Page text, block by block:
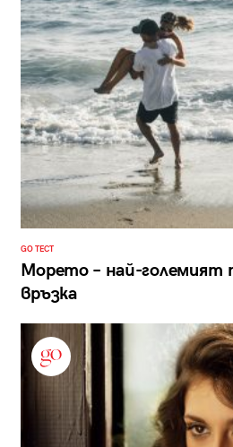
GO ТЕСТ
Морето – най-големият
връзка